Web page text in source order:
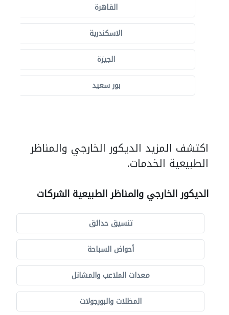
القاهرة
الاسكندرية
الجيزة
بور سعيد
اكتشف المزيد الديكور الخارجي والمناظر
الطبيعية الخدمات.
الديكور الخارجي والمناظر الطبيعية الشركات
تنسيق حدائق
أحواض السباحة
معدات الملاعب والمشاتل
المظلات والبورجولات